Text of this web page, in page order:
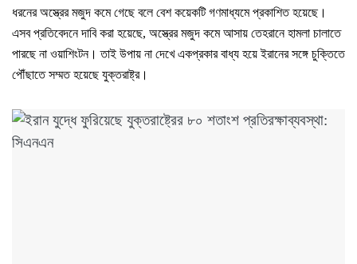
ধরনের অস্ত্রের মজুদ কমে গেছে বলে বেশ কয়েকটি গণমাধ্যমে প্রকাশিত হয়েছে।
এসব প্রতিবেদনে দাবি করা হয়েছে, অস্ত্রের মজুদ কমে আসায় তেহরানে হামলা চালাতে
পারছে না ওয়াশিংটন। তাই উপায় না দেখে একপ্রকার বাধ্য হয়ে ইরানের সঙ্গে চুক্তিতে
পৌঁছাতে সম্মত হয়েছে যুক্তরাষ্ট্র।